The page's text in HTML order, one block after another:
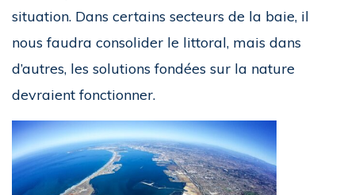
situation. Dans certains secteurs de la baie, il
nous faudra consolider le littoral, mais dans
d’autres, les solutions fondées sur la nature
devraient fonctionner.